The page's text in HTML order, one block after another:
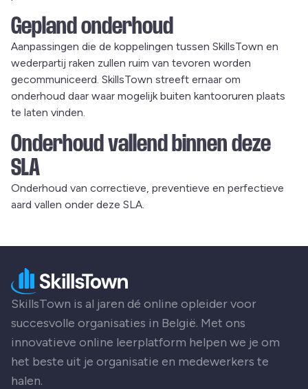
Gepland onderhoud
Aanpassingen die de koppelingen tussen SkillsTown en
wederpartij raken zullen ruim van tevoren worden
gecommuniceerd. SkillsTown streeft ernaar om
onderhoud daar waar mogelijk buiten kantooruren plaats
te laten vinden.
Onderhoud vallend binnen deze
SLA
Onderhoud van correctieve, preventieve en perfectieve
aard vallen onder deze SLA.
SkillsTown is al jaren dé online opleider voor
succesvolle organisaties in België. Met ons
innovatieve online leerplatform helpen we je om
het beste uit je organisatie en medewerkers te
halen.